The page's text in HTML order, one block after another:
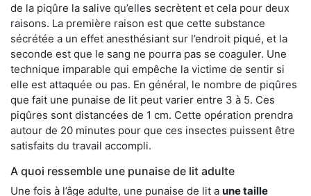
de la piqûre la salive qu’elles secrètent et cela pour deux
raisons. La première raison est que cette substance
sécrétée a un effet anesthésiant sur l’endroit piqué, et la
seconde est que le sang ne pourra pas se coaguler. Une
technique imparable qui empêche la victime de sentir si
elle est attaquée ou pas. En général, le nombre de piqûres
que fait une punaise de lit peut varier entre 3 à 5. Ces
piqûres sont distancées de 1 cm. Cette opération prendra
autour de 20 minutes pour que ces insectes puissent être
satisfaits du travail accompli.
A quoi ressemble une punaise de lit adulte
Une fois à l’âge adulte, une punaise de lit a une taille